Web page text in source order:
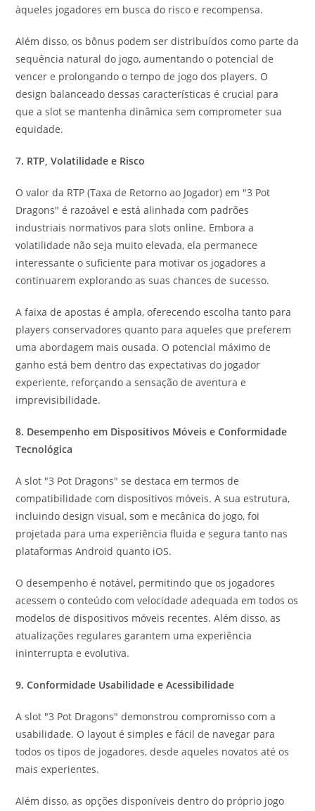
àqueles jogadores em busca do risco e recompensa.
Além disso, os bônus podem ser distribuídos como parte da
sequência natural do jogo, aumentando o potencial de
vencer e prolongando o tempo de jogo dos players. O
design balanceado dessas características é crucial para
que a slot se mantenha dinâmica sem comprometer sua
equidade.
7. RTP, Volatilidade e Risco
O valor da RTP (Taxa de Retorno ao Jogador) em "3 Pot
Dragons" é razoável e está alinhada com padrões
industriais normativos para slots online. Embora a
volatilidade não seja muito elevada, ela permanece
interessante o suficiente para motivar os jogadores a
continuarem explorando as suas chances de sucesso.
A faixa de apostas é ampla, oferecendo escolha tanto para
players conservadores quanto para aqueles que preferem
uma abordagem mais ousada. O potencial máximo de
ganho está bem dentro das expectativas do jogador
experiente, reforçando a sensação de aventura e
imprevisibilidade.
8. Desempenho em Dispositivos Móveis e Conformidade
Tecnológica
A slot "3 Pot Dragons" se destaca em termos de
compatibilidade com dispositivos móveis. A sua estrutura,
incluindo design visual, som e mecânica do jogo, foi
projetada para uma experiência fluida e segura tanto nas
plataformas Android quanto iOS.
O desempenho é notável, permitindo que os jogadores
acessem o conteúdo com velocidade adequada em todos os
modelos de dispositivos móveis recentes. Além disso, as
atualizações regulares garantem uma experiência
ininterrupta e evolutiva.
9. Conformidade Usabilidade e Acessibilidade
A slot "3 Pot Dragons" demonstrou compromisso com a
usabilidade. O layout é simples e fácil de navegar para
todos os tipos de jogadores, desde aqueles novatos até os
mais experientes.
Além disso, as opções disponíveis dentro do próprio jogo